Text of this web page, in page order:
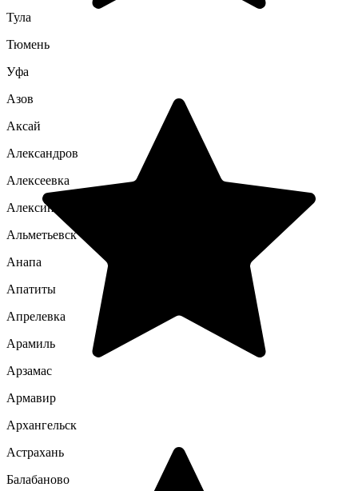
Тула
Тюмень
Уфа
Азов
Аксай
Александров
Алексеевка
Алексин
Альметьевск
Анапа
Апатиты
Апрелевка
Арамиль
Арзамас
Армавир
Архангельск
Астрахань
Балабаново